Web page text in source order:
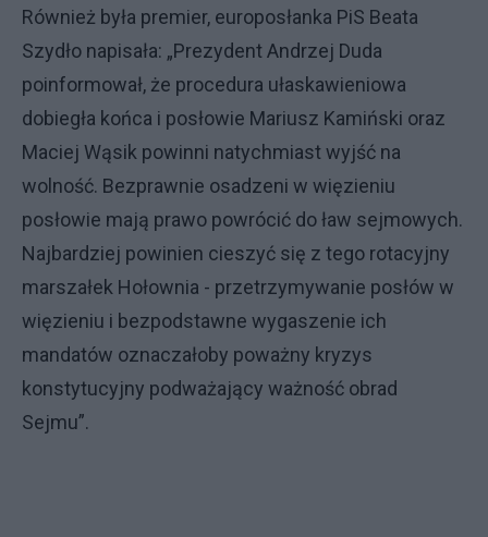
Również była premier, europosłanka PiS Beata
Szydło napisała: „Prezydent Andrzej Duda
poinformował, że procedura ułaskawieniowa
dobiegła końca i posłowie Mariusz Kamiński oraz
Maciej Wąsik powinni natychmiast wyjść na
wolność. Bezprawnie osadzeni w więzieniu
posłowie mają prawo powrócić do ław sejmowych.
Najbardziej powinien cieszyć się z tego rotacyjny
marszałek Hołownia - przetrzymywanie posłów w
więzieniu i bezpodstawne wygaszenie ich
mandatów oznaczałoby poważny kryzys
konstytucyjny podważający ważność obrad
Sejmu”.